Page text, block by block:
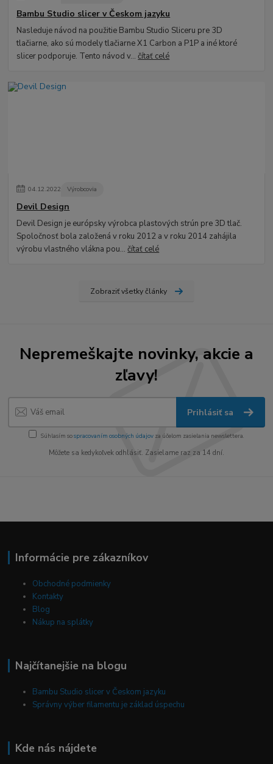
Bambu Studio slicer v Českom jazyku
Nasleduje návod na použitie Bambu Studio Sliceru pre 3D
tlačiarne, ako sú modely tlačiarne X1 Carbon a P1P a iné ktoré
slicer podporuje. Tento návod v...čítať celé
04.12.2022 Výrobcovia
Devil Design
Devil Design je európsky výrobca plastových strún pre 3D tlač.
Spoločnosť bola založená v roku 2012 a v roku 2014 zahájila
výrobu vlastného vlákna pou...čítať celé
Zobraziť všetky články
Nepremeškajte novinky, akcie a
zľavy!
Prihlásiť sa
Súhlasím sospracovaním osobných údajov za účelom zasielania newslettera.
Môžete sa kedykoľvek odhlásiť. Zasielame raz za 14 dní.
Informácie pre zákazníkov
Obchodné podmienky
Kontakty
Blog
Nákup na splátky
Najčítanejšie na blogu
Bambu Studio slicer v Českom jazyku
Správny výber filamentu je základ úspechu
Kde nás nájdete